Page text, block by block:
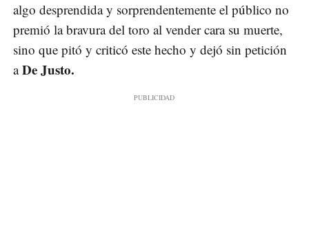
algo desprendida y sorprendentemente el público no
premió la bravura del toro al vender cara su muerte,
sino que pitó y criticó este hecho y dejó sin petición
aDe Justo.